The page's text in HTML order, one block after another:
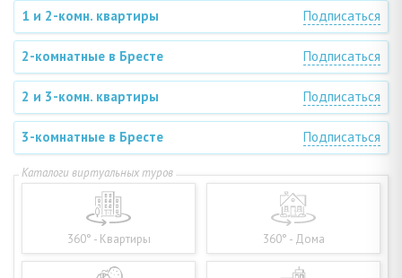
1 и 2-комн. квартиры Подписаться
2-комнатные в Бресте Подписаться
2 и 3-комн. квартиры Подписаться
3-комнатные в Бресте Подписаться
360° - Квартиры 360° - Дома